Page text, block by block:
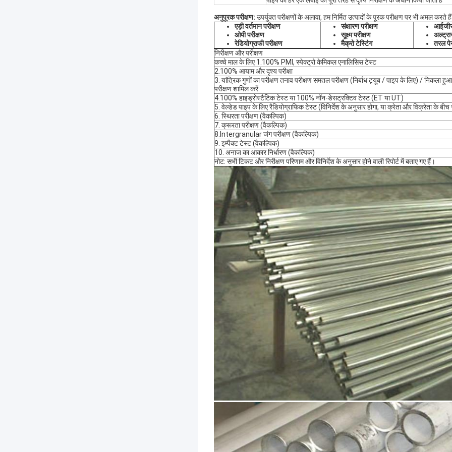
अनुपूरक परीक्षण: उपर्युक्त परीक्षणों के अलावा, हम निर्मित उत्पादों के पूरक परीक्षण पर भी अमल
एड़ी वर्तमान परीक्षण
ओपी परीक्षण
रेडियोग्राफी परीक्षण
संक्षारण परीक्षण
सूक्ष्म परीक्षण
मैक्रो टेस्टिंग
तरल
निरीक्षण और परीक्षण
कच्चे माल के लिए 1.100% PMI, स्पेक्ट्रो केमिकल एनालिसिस टेस्ट
2.100% आयाम और दृश्य परीक्षा
3. यांत्रिक गुणों का परीक्षण तनाव परीक्षण समतल परीक्षण (निर्बाध ट्यूब / पाइप के लिए) / निकला
परीक्षण शामिल करें
4.100% हाइड्रोस्टैटिक टेस्ट या 100% नॉन-डेसट्रक्टिव टेस्ट (ET या UT)
5. वेल्डेड पाइप के लिए रैडियोग्राफिक टेस्ट (विनिर्देश के अनुसार होगा, या क्रेता और विक्रेता के बीच
6. स्थिरता परीक्षण (वैकल्पिक)
7. क्रूरता परीक्षण (वैकल्पिक)
8.Intergranular जंग परीक्षण (वैकल्पिक)
9. इम्पैक्ट टेस्ट (वैकल्पिक)
10. अनाज का आकार निर्धारण (वैकल्पिक)
नोट: सभी टिकट और निरीक्षण परिणाम और विनिर्देश के अनुसार होने वाली रिपोर्ट में बताए गए हैं।